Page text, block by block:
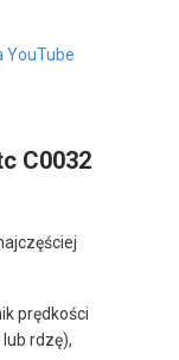
YouTube
C0032
prędkości
lub rdzę),